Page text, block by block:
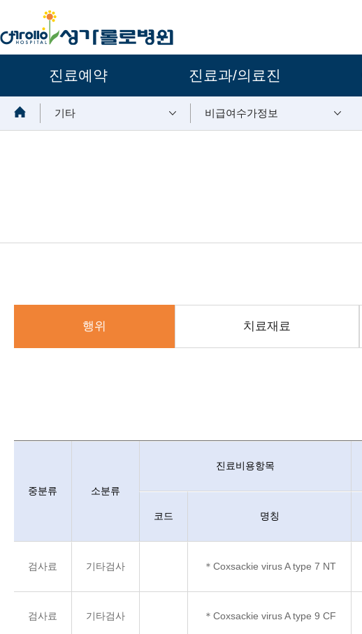
진료예약 진료과/의료진
보조메뉴 기타 비급여수가정보
행위 치료재료
중분류 소분류
진료비용항목
코드 명칭
검사료 기타검사 ＊Coxsackie virus A type 7 NT
검사료 기타검사 ＊Coxsackie virus A type 9 CF